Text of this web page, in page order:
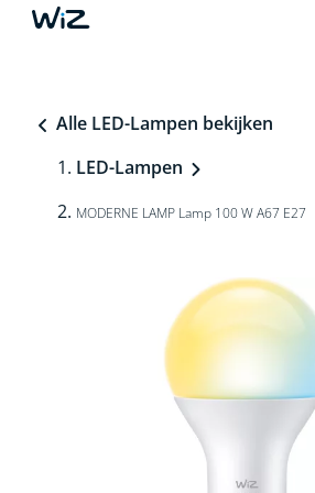
Alle LED-Lampen bekijken
LED-Lampen
MODERNE LAMP Lamp 100 W A67 E27